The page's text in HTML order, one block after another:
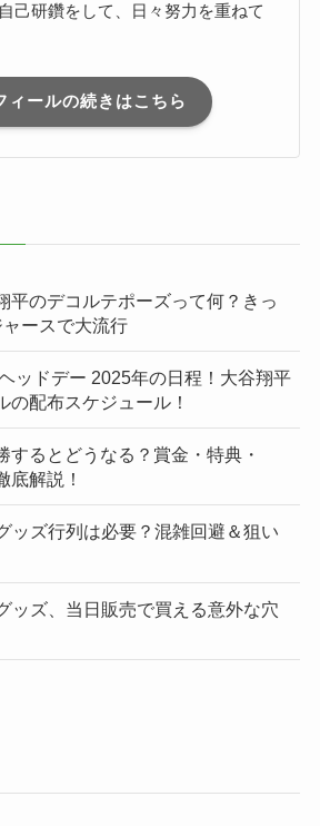
己研鑽をして、日々努力を重ねて
ィールの続きはこちら
平のデコルテポーズって何？きっ
ースで大流行
ッドデー 2025年の日程！大谷翔平
の配布スケジュール！
するとどうなる？賞金・特典・
底解説！
ッズ行列は必要？混雑回避＆狙い
ッズ、当日販売で買える意外な穴